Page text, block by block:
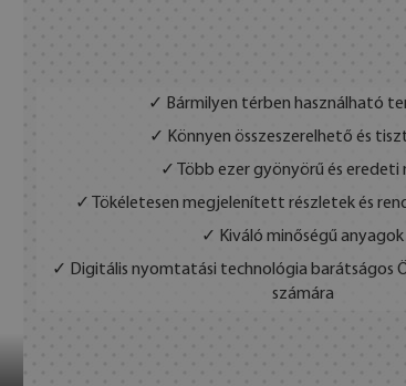
✓ Bármilyen térben használható
✓ Könnyen összeszerelhető és
✓ Több ezer gyönyörű és eredeti
✓ Tökéletesen megjelenített részletek és
✓ Kiváló minőségű anyagok
✓ Digitális nyomtatási technológia barátságos
számára